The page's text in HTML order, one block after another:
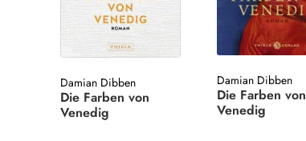
Damian Dibben
Die Farben von
Venedig
Damian Dibben
Die Farben von
Venedig